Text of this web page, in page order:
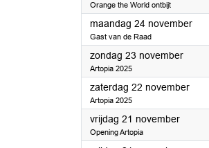
Orange the World ontbijt
maandag 24 november2025
Gast van de Raad
zondag 23 november2025
Artopia 2025
zaterdag 22 november2025
Artopia 2025
vrijdag 21 november2025
Opening Artopia